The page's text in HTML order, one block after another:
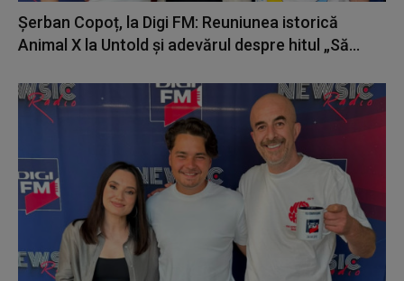
Șerban Copoț, la Digi FM: Reuniunea istorică
Animal X la Untold și adevărul despre hitul „Să...